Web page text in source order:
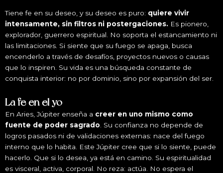
Tiene fe en su deseo, y su deseo es puro: quiere vivir
intensamente, sin filtros ni postergaciones. Es pionero,
explorador, guerrero espiritual. No soporta el estancamiento ni
las limitaciones. Si siente que su fuego se apaga, busca
encenderlo a través de desafíos, proyectos nuevos o causas
que lo inspiren. Su vida es una búsqueda constante de
conquista interior: no por dominio, sino por expansión del ser.
La fe en el yo
En Aries, Júpiter enseña a creer en uno mismo como
fuente de poder sagrado . Su confianza no depende de
logros pasados ni de validaciones externas: nace del fuego
interno que lo habita. Este Júpiter cree que si lo siente, puede
hacerlo. Que si lo desea, ya está en camino. Su espiritualidad
es visceral, activa, corporal. No reza: actúa. No espera el